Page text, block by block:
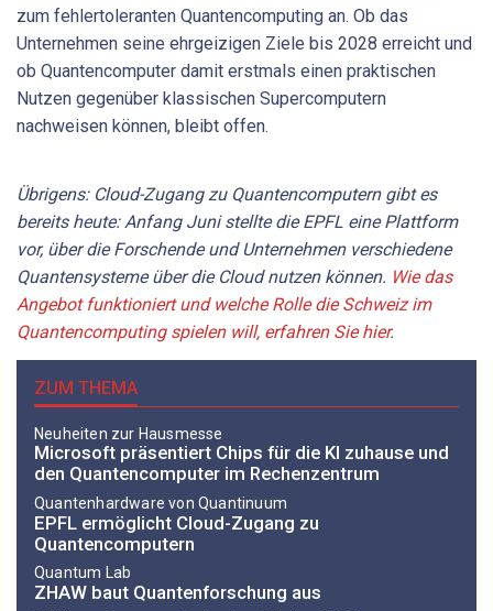
zum fehlertoleranten Quantencomputing an. Ob das
Unternehmen seine ehrgeizigen Ziele bis 2028 erreicht und
ob Quantencomputer damit erstmals einen praktischen
Nutzen gegenüber klassischen Supercomputern
nachweisen können, bleibt offen.
Übrigens: Cloud-Zugang zu Quantencomputern gibt es
bereits heute: Anfang Juni stellte die EPFL eine Plattform
vor, über die Forschende und Unternehmen verschiedene
Quantensysteme über die Cloud nutzen können. Wie das
Angebot funktioniert und welche Rolle die Schweiz im
Quantencomputing spielen will, erfahren Sie hier.
ZUM THEMA
Neuheiten zur Hausmesse
Microsoft präsentiert Chips für die KI zuhause und
den Quantencomputer im Rechenzentrum
Quantenhardware von Quantinuum
EPFL ermöglicht Cloud-Zugang zu
Quantencomputern
Quantum Lab
ZHAW baut Quantenforschung aus